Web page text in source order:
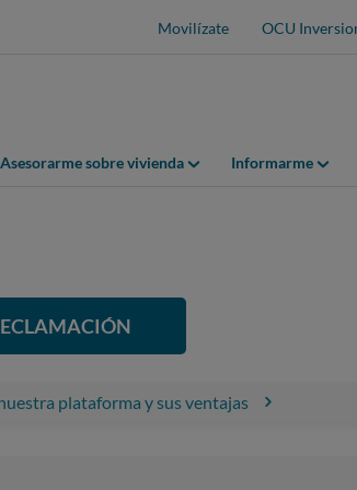
Movilízate OCU
Asesorarme sobre vivienda Informarme
plataforma y sus ventajas